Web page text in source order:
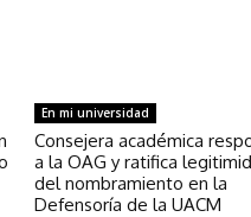
En mi universidad
Consejera académica
a la OAG y ratifica
del nombramiento en la
Defensoría de la UACM